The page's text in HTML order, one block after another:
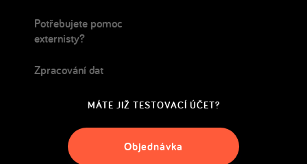
Potřebujete pomoc
externisty?
Zpracování dat
MÁTE JIŽ TESTOVACÍ ÚČET?
Objednávka